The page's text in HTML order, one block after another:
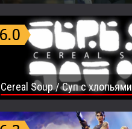
Cereal Soup / Суп с хлопьями